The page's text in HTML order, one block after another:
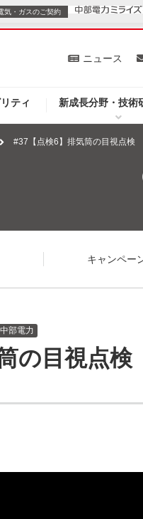
ティ 新成長分野・技術
ニュース
案内
（新しいウィンドウを開きます
気・ガスのご契約
人のお客さま
ウを開きます）
ご質問・お問い合わせ （新
#37【点検6】排気筒の目視点検
キャンペー
中部電力
の目視点検